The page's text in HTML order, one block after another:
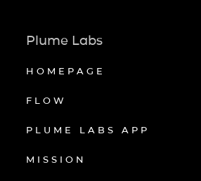
Plume Labs
HOMEPAGE
FLOW
PLUME LABS APP
MISSION